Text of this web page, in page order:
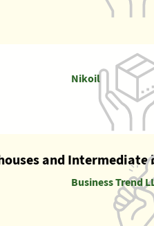
Nikoil
and Intermediate
Business Trend